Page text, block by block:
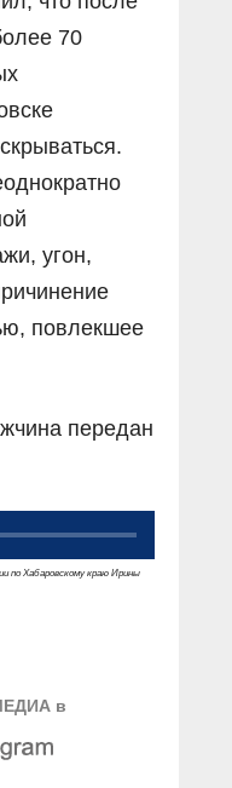
70
угон,
повлекшее
передан
по Хабаровскому краю Ирины
в